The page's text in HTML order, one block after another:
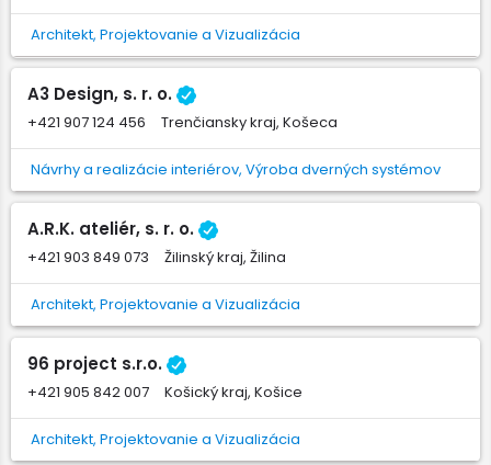
Architekt, Projektovanie a Vizualizácia
A3 Design, s. r. o.
+421 907 124 456 Trenčiansky kraj, Košeca
Návrhy a realizácie interiérov, Výroba dverných systémov
A.R.K. ateliér, s. r. o.
+421 903 849 073 Žilinský kraj, Žilina
Architekt, Projektovanie a Vizualizácia
96 project s.r.o.
+421 905 842 007 Košický kraj, Košice
Architekt, Projektovanie a Vizualizácia